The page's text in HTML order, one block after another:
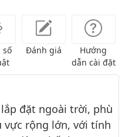
số
Đánh giá
Hướng
dẫn cài đặt
đặt ngoài trời, phù
vực rộng lớn, với tính